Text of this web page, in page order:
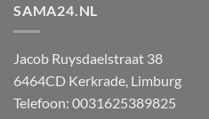
SAMA24.NL
Jacob Ruysdaelstraat 38
6464CD Kerkrade, Limburg
Telefoon: 0031625389825